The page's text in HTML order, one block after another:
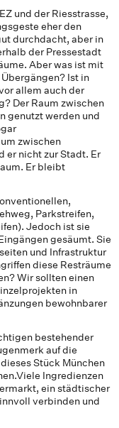
und der Riesstrasse,
eher den
durchdacht, aber in
der Pressestadt
Aber was ist mit
Ist in
allem auch der
Der Raum zwischen
genutzt werden und
zwischen
er nicht zur Stadt. Er
Er bleibt
Parkstreifen,
Jedoch ist sie
gesäumt. Sie
und Infrastruktur
diese Resträume
Wir sollten einen
in
bewohnbarer
bestehender
auf die
Stück München
Ingredienzen
ein städtischer
verbinden und